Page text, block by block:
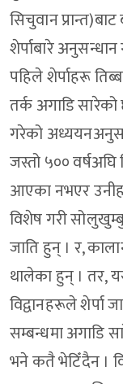
सिचुवान
शेर्पाबारे अनुसन्धान
पहिले शेर्पाहरू
तर्क अगाडि
गरेको
जस्तो ५००
आएका नभएर
विशेष गरी
जाति हुन् । र,
थालेका हुन् । तर,
विद्वानहरूले शेर्पा
सम्बन्धमा अगाडि
भने कतै भेटिँदैन ।